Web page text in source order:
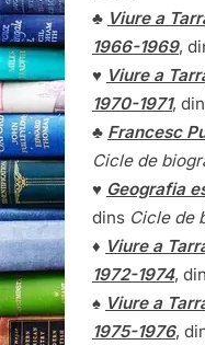
♣ Viure a
1966-1969,
♥ Viure a
1970-1971,
♣ Francesc
Cicle de
♥ Geografia
dins Cicle de
♦ Viure a
1972-1974,
♠ Viure a
1975-1976,